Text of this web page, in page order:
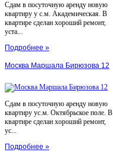
Сдам в посуточную аренду новую
квартиру у с.м. Академическая. В
квартире сделан хороший ремонт,
уста...
Подробнее »
Москва Маршала Бирюзова 12
Сдам в посуточную аренду новую
квартиру ус.м. Октябрьское поле. В
квартире сделан хороший ремонт,
ус...
Подробнее »